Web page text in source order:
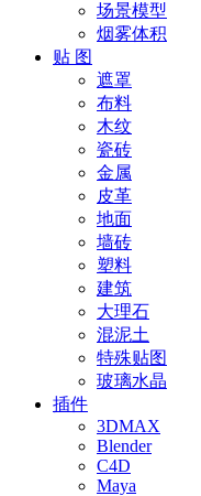
场景模型
烟雾体积
贴 图
遮罩
布料
木纹
瓷砖
金属
皮革
地面
墙砖
塑料
建筑
大理石
混泥土
特殊贴图
玻璃水晶
插件
3DMAX
Blender
C4D
Maya